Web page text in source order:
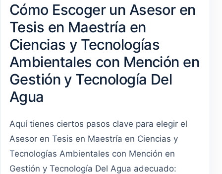
Cómo Escoger un Asesor en
Tesis en Maestría en
Ciencias y Tecnologías
Ambientales con Mención en
Gestión y Tecnología Del
Agua
Aquí tienes ciertos pasos clave para elegir el
Asesor en Tesis en Maestría en Ciencias y
Tecnologías Ambientales con Mención en
Gestión y Tecnología Del Agua adecuado: